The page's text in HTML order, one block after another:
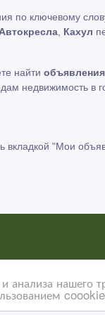
анализа нашего
по ключевому
, Кахул
найти объявления
недвижимость в
вкладкой "Мои
пользователей
о правилах